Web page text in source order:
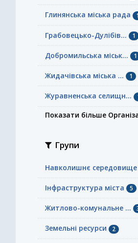
Глинянська міська рада
Грабовецько-Дулібів... 1
Добромильська міськ... 1
Жидачівська міська ... 1
Журавненська селищн...
Показати більше
Групи
Навколишнє середовище
Інфраструктура міста 5
Житлово-комунальне ...
Земельні ресурси 2